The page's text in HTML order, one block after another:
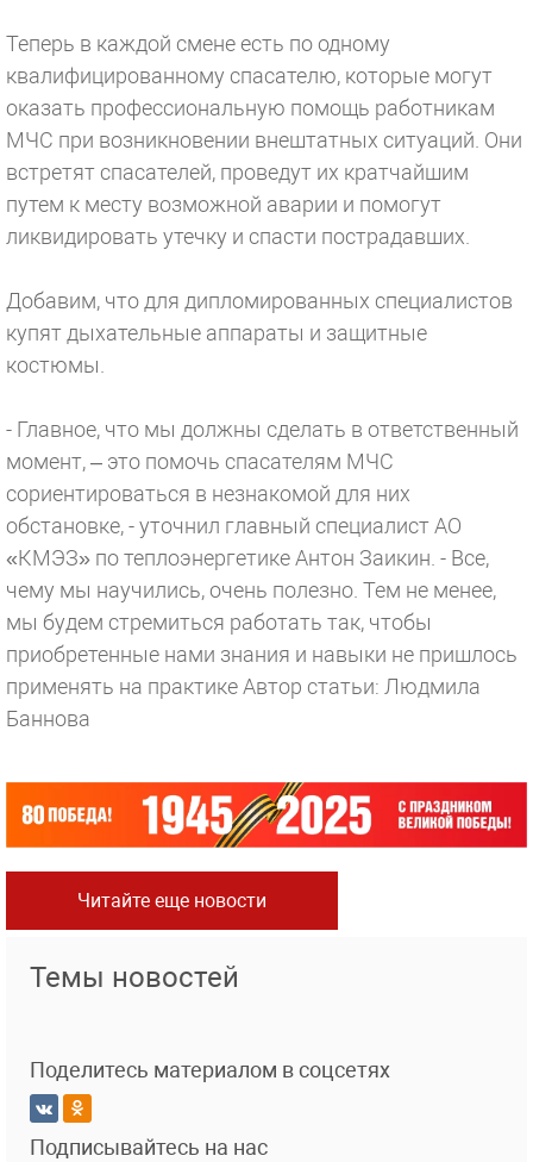
Теперь в каждой смене есть по одному
квалифицированному спасателю, которые могут
оказать профессиональную помощь работникам
МЧС при возникновении внештатных ситуаций. Они
встретят спасателей, проведут их кратчайшим
путем к месту возможной аварии и помогут
ликвидировать утечку и спасти пострадавших.
Добавим, что для дипломированных специалистов
купят дыхательные аппараты и защитные
костюмы.
- Главное, что мы должны сделать в ответственный
момент, – это помочь спасателям МЧС
сориентироваться в незнакомой для них
обстановке, - уточнил главный специалист АО
«КМЭЗ» по теплоэнергетике Антон Заикин. - Все,
чему мы научились, очень полезно. Тем не менее,
мы будем стремиться работать так, чтобы
приобретенные нами знания и навыки не пришлось
применять на практикеАвтор статьи: Людмила
Баннова
Читайте еще новости
Темы новостей
Поделитесь материалом в соцсетях
Подписывайтесь на нас